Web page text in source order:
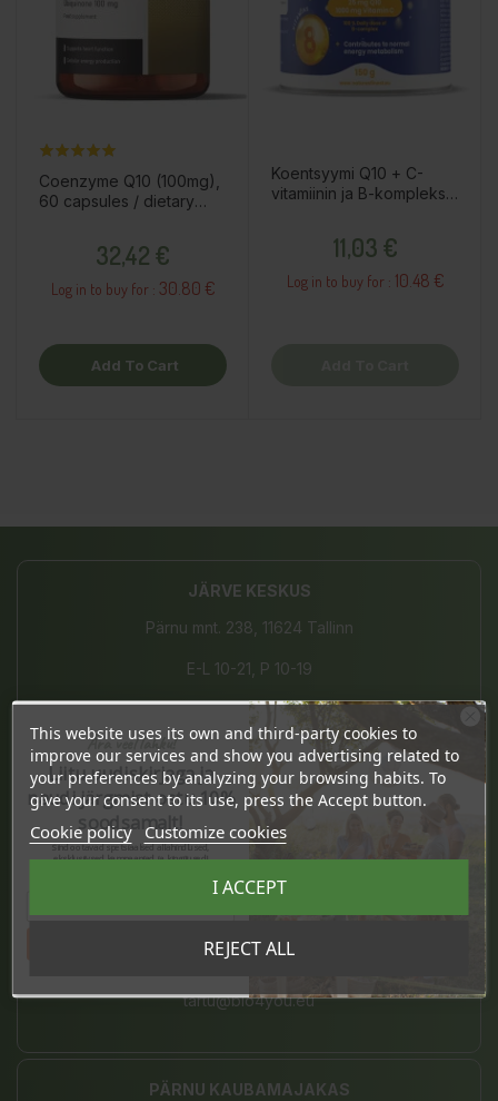
Coenzyme Q10 (100mg),
60 capsules / dietary
32,42 €
Log in to buy for : 30.80 €
Add To Cart
Koentsyymi Q10 + C-
vitamiinin ja B-kompleksin
11,03 €
Log in to buy for : 10.48 €
JÄRVE KESKUS
Pärnu mnt. 238, 11624 Tallinn
E-L 10-21, P 10-19
(+372) 677 8211
info@bio4you.eu
TARTU KVARTAL
Riia 2, 51004 Tartu
E-L 10-21, P 10-19
(+372) 680 7787
tartu@bio4you.eu
PÄRNU KAUBAMAJAKAS
This website uses its own and third-party cookies to
improve our services and show you advertising related to
your preferences by analyzing your browsing habits. To
give your consent to its use, press the Accept button.
Cookie policy Customize cookies
REJECT ALL
I ACCEPT
Ära veel lahku!
Liitu uudiskirjaga ja
naudi järgmist ostu 10%
soodsamalt!
Sind ootavad spetsiaalsed allahindlused,
eksklusiivsed kampaaniad ja kingitused!